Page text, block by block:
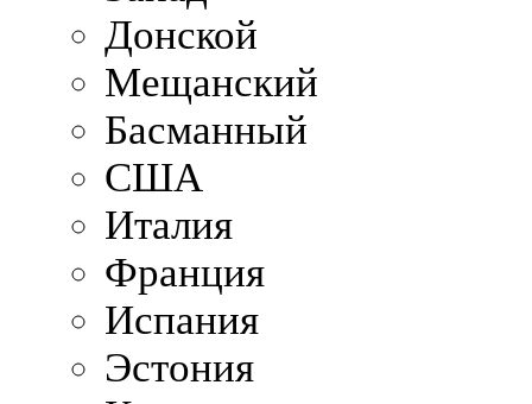
Донской
Мещанский
Басманный
США
Италия
Франция
Испания
Эстония